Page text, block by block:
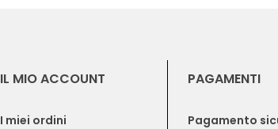
IL MIO ACCOUNT
I miei ordini
PAGAMENTI
Pagamento